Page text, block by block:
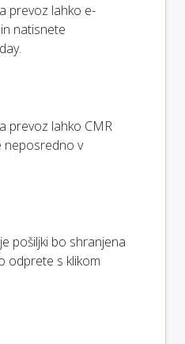
prevoz lahko e-
natisnete
prevoz lahko CMR
neposredno v
pošiljki bo shranjena
odprete s klikom